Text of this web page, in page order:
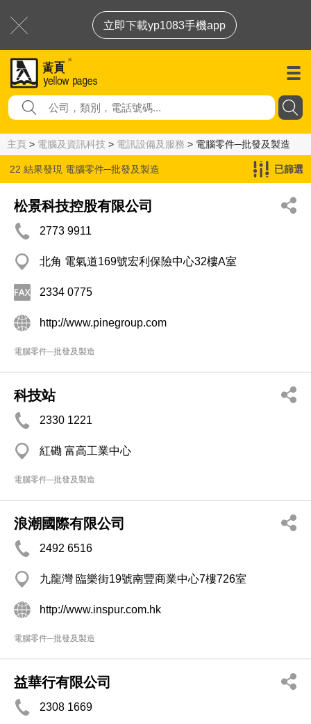
立即下載yp1083手機app
主頁 > 電腦及資訊科技 > 電訊設備及服務 > 電腦零件─批發及製造
22 結果發現 電腦零件─批發及製造 已篩選
松景科技控股有限公司
2773 9911
北角 電氣道169號宏利保險中心32樓A室
2334 0775
http://www.pinegroup.com
電腦零件─批發及製造
科技站
2330 1221
紅磡 富高工業中心
電腦零件─批發及製造
浪潮國際有限公司
2492 6516
九龍灣 臨樂街19號南豐商業中心7樓726室
http://www.inspur.com.hk
電腦零件─批發及製造
益華行有限公司
2308 1669